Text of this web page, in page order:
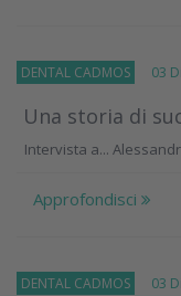
DENTAL CADMOS 03
Una storia di
Intervista a...
Approfondisci
DENTAL CADMOS 03